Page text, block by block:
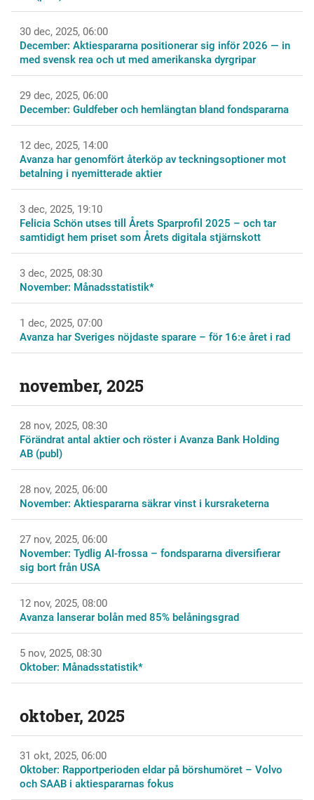
30 dec, 2025, 06:00
December: Aktiespararna positionerar sig inför 2026 — in
med svensk rea och ut med amerikanska dyrgripar
29 dec, 2025, 06:00
December: Guldfeber och hemlängtan bland fondspararna
12 dec, 2025, 14:00
Avanza har genomfört återköp av teckningsoptioner mot
betalning i nyemitterade aktier
3 dec, 2025, 19:10
Felicia Schön utses till Årets Sparprofil 2025 – och tar
samtidigt hem priset som Årets digitala stjärnskott
3 dec, 2025, 08:30
November: Månadsstatistik*
1 dec, 2025, 07:00
Avanza har Sveriges nöjdaste sparare – för 16:e året i rad
november, 2025
28 nov, 2025, 08:30
Förändrat antal aktier och röster i Avanza Bank Holding
AB (publ)
28 nov, 2025, 06:00
November: Aktiespararna säkrar vinst i kursraketerna
27 nov, 2025, 06:00
November: Tydlig AI-frossa – fondspararna diversifierar
sig bort från USA
12 nov, 2025, 08:00
Avanza lanserar bolån med 85% belåningsgrad
5 nov, 2025, 08:30
Oktober: Månadsstatistik*
oktober, 2025
31 okt, 2025, 06:00
Oktober: Rapportperioden eldar på börshumöret – Volvo
och SAAB i aktiespararnas fokus